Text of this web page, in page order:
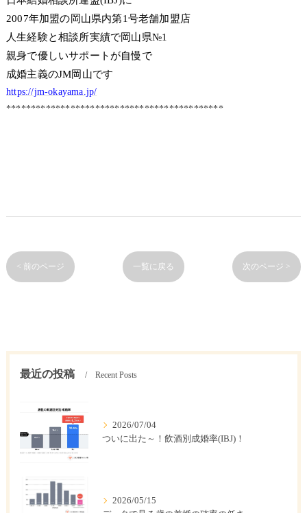
2007年加盟の岡山県内第1号老舗加盟店
人生経験と相談所実績で岡山県№1
親身で優しいサポートが自慢で
成婚主義のJM岡山です
https://jm-okayama.jp/
********************************************
< 前のページ 一覧に戻る 次のページ >
最近の投稿 Recent Posts
2026/07/04
ついに出た～！飲酒別成婚率(IBJ)！
2026/05/15